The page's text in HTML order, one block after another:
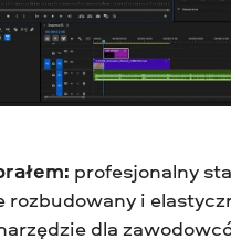
profesjonalny
rozbudowany i
dla